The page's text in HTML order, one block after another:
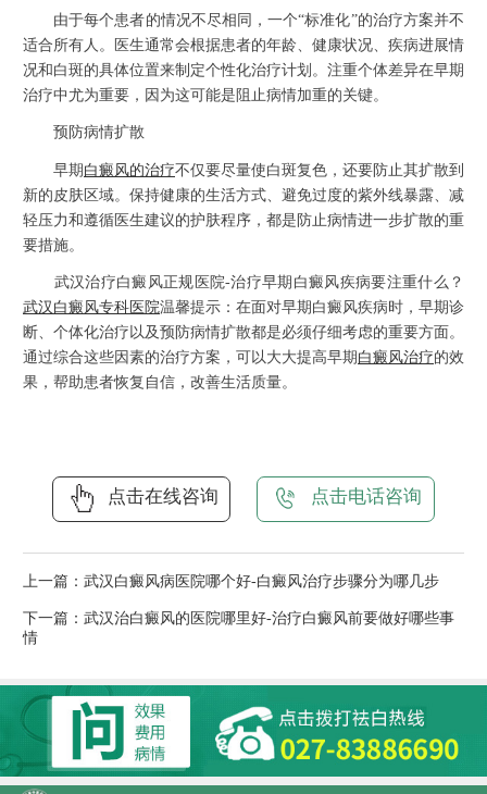
由于每个患者的情况不尽相同，一个“标准化”的治疗方案并不
适合所有人。医生通常会根据患者的年龄、健康状况、疾病进展情
况和白斑的具体位置来制定个性化治疗计划。注重个体差异在早期
治疗中尤为重要，因为这可能是阻止病情加重的关键。
预防病情扩散
早期白癜风的治疗不仅要尽量使白斑复色，还要防止其扩散到
新的皮肤区域。保持健康的生活方式、避免过度的紫外线暴露、减
轻压力和遵循医生建议的护肤程序，都是防止病情进一步扩散的重
要措施。
武汉治疗白癜风正规医院-治疗早期白癜风疾病要注重什么？
武汉白癜风专科医院温馨提示：在面对早期白癜风疾病时，早期诊
断、个体化治疗以及预防病情扩散都是必须仔细考虑的重要方面。
通过综合这些因素的治疗方案，可以大大提高早期白癜风治疗的效
果，帮助患者恢复自信，改善生活质量。
点击在线咨询 点击电话咨询
上一篇： 武汉白癜风病医院哪个好-白癜风治疗步骤分为哪几步
下一篇： 武汉治白癜风的医院哪里好-治疗白癜风前要做好哪些事
情